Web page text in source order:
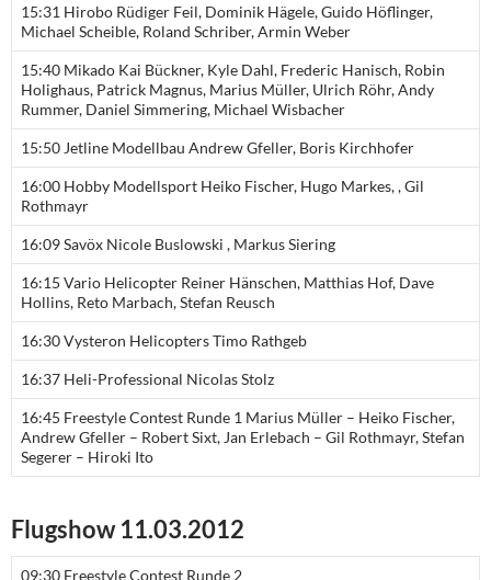
15:31 Hirobo Rüdiger Feil, Dominik Hägele, Guido Höflinger,
Michael Scheible, Roland Schriber, Armin Weber
15:40 Mikado Kai Bückner, Kyle Dahl, Frederic Hanisch, Robin
Holighaus, Patrick Magnus, Marius Müller, Ulrich Röhr, Andy
Rummer, Daniel Simmering, Michael Wisbacher
15:50 Jetline Modellbau Andrew Gfeller, Boris Kirchhofer
16:00 Hobby Modellsport Heiko Fischer, Hugo Markes, , Gil
Rothmayr
16:09 Savöx Nicole Buslowski , Markus Siering
16:15 Vario Helicopter Reiner Hänschen, Matthias Hof, Dave
Hollins, Reto Marbach, Stefan Reusch
16:30 Vysteron Helicopters Timo Rathgeb
16:37 Heli-Professional Nicolas Stolz
16:45 Freestyle Contest Runde 1 Marius Müller – Heiko Fischer,
Andrew Gfeller – Robert Sixt, Jan Erlebach – Gil Rothmayr, Stefan
Segerer – Hiroki Ito
Flugshow 11.03.2012
09:30 Freestyle Contest Runde 2